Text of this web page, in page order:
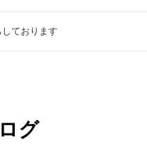
ております
グ